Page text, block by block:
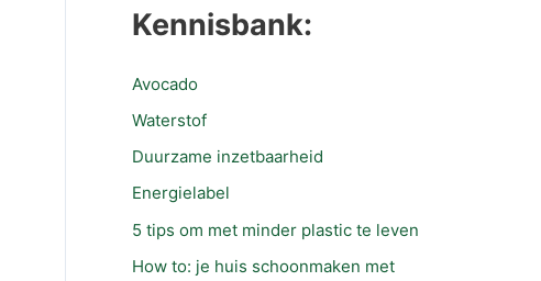
Kennisbank:
Avocado
Waterstof
Duurzame inzetbaarheid
Energielabel
5 tips om met minder plastic te leven
How to: je huis schoonmaken met